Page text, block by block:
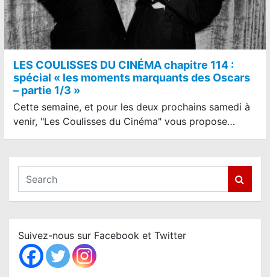
LES COULISSES DU CINÉMA chapitre 114 :
spécial « les moments marquants des Oscars
– partie 1/3 »
Cette semaine, et pour les deux prochains samedi à
venir, "Les Coulisses du Cinéma" vous propose…
a
c
h
Suivez-nous sur Facebook et Twitter